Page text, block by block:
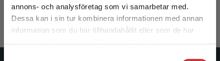
annons- och analysföretag som vi samarbetar med.
Dessa kan i sin tur kombinera informationen med annan
information som du har tillhandahållit eller som de har
Det verkar som att du besöker
studentlitteratur.se via en enhet utanför Sverige.
Vi erbjuder inte leveranser utanför Sverige. För
475 krinkl. moms
Exkl. moms: 448 kr